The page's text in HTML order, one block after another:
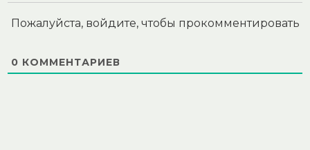
Пожалуйста, войдите, чтобы прокомментировать
0 КОММЕНТАРИЕВ